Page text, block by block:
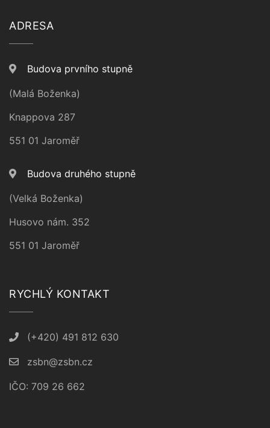
ADRESA
Budova prvního stupně
(Malá Boženka)
Knappova 287
551 01 Jaroměř
Budova druhého stupně
(Velká Boženka)
Husovo nám. 352
551 01 Jaroměř
RYCHLÝ KONTAKT
(+420) 491 812 630
zsbn@zsbn.cz
IČO: 709 26 662